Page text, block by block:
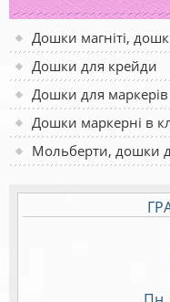
Дошки магніті,
Дошки для крейди
Дошки для маркерів
Дошки маркерні в
Мольберти, дошки